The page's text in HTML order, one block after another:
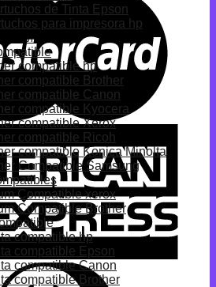
de Tinta Epson
para impresora hp
compatible hp
compatible Brother
compatible Canon
compatible Kyocera
compatible Xerox
compatible Ricoh
compatible Konica Minolta
Compatible Samsung
Compatible xerox
Compatible Brother
compatible hp
compatible Epson
compatible Canon
compatible Brother